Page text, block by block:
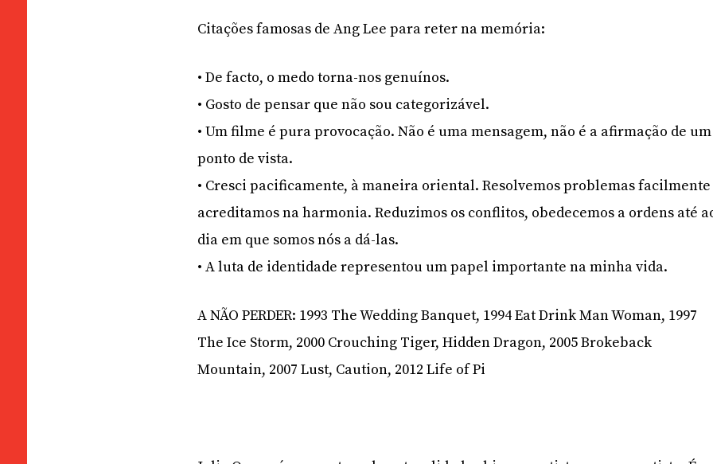
Citações famosas de Ang Lee para reter na memória:
• De facto, o medo torna-nos genuínos.
• Gosto de pensar que não sou categorizável.
• Um filme é pura provocação. Não é uma mensagem, não é a afirmação de um
ponto de vista.
• Cresci pacificamente, à maneira oriental. Resolvemos problemas facilmente
acreditamos na harmonia. Reduzimos os conflitos, obedecemos a ordens até
dia em que somos nós a dá-las.
• A luta de identidade representou um papel importante na minha vida.
A NÃO PERDER: 1993 The Wedding Banquet, 1994 Eat Drink Man Woman, 1997
The Ice Storm, 2000 Crouching Tiger, Hidden Dragon, 2005 Brokeback
Mountain, 2007 Lust, Caution, 2012 Life of Pi